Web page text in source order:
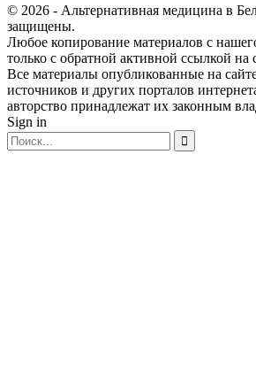
© 2026 - Альтернативная медицина в
защищены.
Любое копирование материалов с
только с обратной активной ссылкой на
Все материалы опубликованные на
источников и других порталов
авторство принадлежат их законным
Sign in